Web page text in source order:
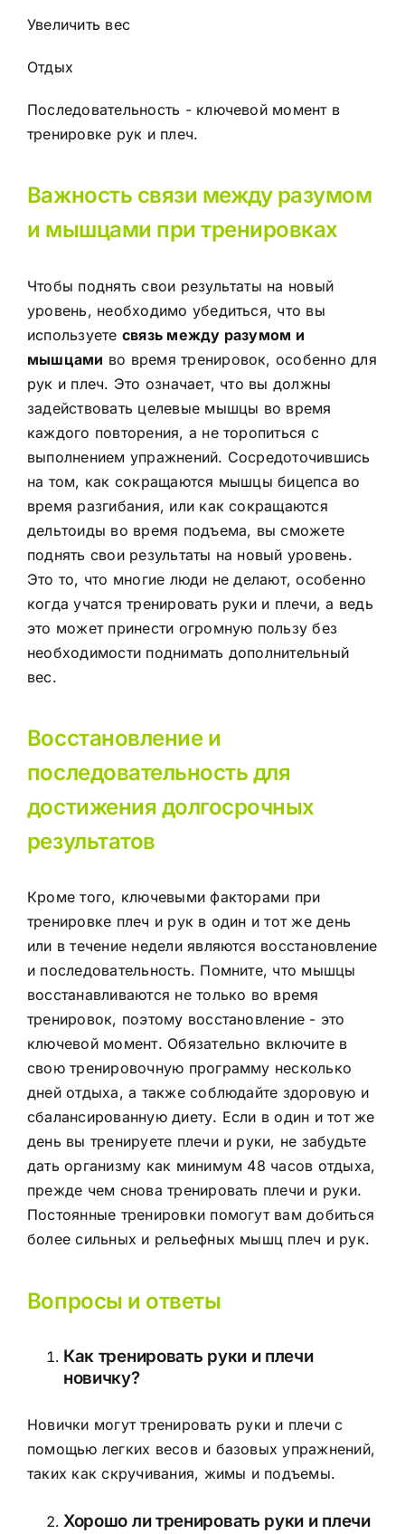
Увеличить вес
Отдых
Последовательность - ключевой момент в
тренировке рук и плеч.
Важность связи между разумом
и мышцами при тренировках
Чтобы поднять свои результаты на новый
уровень, необходимо убедиться, что вы
используете связь между разумом и
мышцами во время тренировок, особенно для
рук и плеч. Это означает, что вы должны
задействовать целевые мышцы во время
каждого повторения, а не торопиться с
выполнением упражнений. Сосредоточившись
на том, как сокращаются мышцы бицепса во
время разгибания, или как сокращаются
дельтоиды во время подъема, вы сможете
поднять свои результаты на новый уровень.
Это то, что многие люди не делают, особенно
когда учатся тренировать руки и плечи, а ведь
это может принести огромную пользу без
необходимости поднимать дополнительный
вес.
Восстановление и
последовательность для
достижения долгосрочных
результатов
Кроме того, ключевыми факторами при
тренировке плеч и рук в один и тот же день
или в течение недели являются восстановление
и последовательность. Помните, что мышцы
восстанавливаются не только во время
тренировок, поэтому восстановление - это
ключевой момент. Обязательно включите в
свою тренировочную программу несколько
дней отдыха, а также соблюдайте здоровую и
сбалансированную диету. Если в один и тот же
день вы тренируете плечи и руки, не забудьте
дать организму как минимум 48 часов отдыха,
прежде чем снова тренировать плечи и руки.
Постоянные тренировки помогут вам добиться
более сильных и рельефных мышц плеч и рук.
Вопросы и ответы
Как тренировать руки и плечи
новичку?
Новички могут тренировать руки и плечи с
помощью легких весов и базовых упражнений,
таких как скручивания, жимы и подъемы.
Хорошо ли тренировать руки и плечи